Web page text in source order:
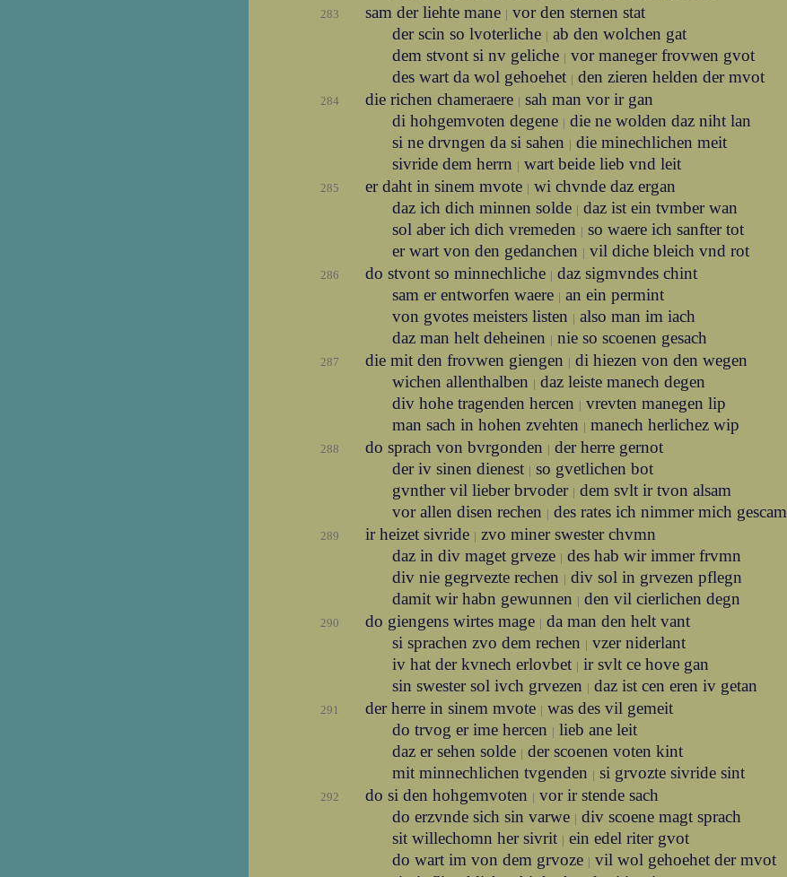
283 sam der liehte mane | vor den sternen stat
der scin so lvoterliche | ab den wolchen gat
dem stvont si nv geliche | vor maneger frovwen gvot
des wart da wol gehoehet | den zieren helden der mvot
284 die richen chameraere | sah man vor ir gan
di hohgemvoten degene | die ne wolden daz niht lan
si ne drvngen da si sahen | die minechlichen meit
sivride dem herrn | wart beide lieb vnd leit
285 er daht in sinem mvote | wi chvnde daz ergan
daz ich dich minnen solde | daz ist ein tvmber wan
sol aber ich dich vremeden | so waere ich sanfter tot
er wart von den gedanchen | vil diche bleich vnd rot
286 do stvont so minnechliche | daz sigmvndes chint
sam er entworfen waere | an ein permint
von gvotes meisters listen | also man im iach
daz man helt deheinen | nie so scoenen gesach
287 die mit den frovwen giengen | di hiezen von den wegen
wichen allenthalben | daz leiste manech degen
div hohe tragenden hercen | vrevten manegen lip
man sach in hohen zvehten | manech herlichez wip
288 do sprach von bvrgonden | der herre gernot
der iv sinen dienest | so gvetlichen bot
gvnther vil lieber brvoder | dem svlt ir tvon alsam
vor allen disen rechen | des rates ich nimmer mich gescam
289 ir heizet sivride | zvo miner swester chvmn
daz in div maget grveze | des hab wir immer frvmn
div nie gegrvezte rechen | div sol in grvezen pflegn
damit wir habn gewunnen | den vil cierlichen degn
290 do giengens wirtes mage | da man den helt vant
si sprachen zvo dem rechen | vzer niderlant
iv hat der kvnech erlovbet | ir svlt ce hove gan
sin swester sol ivch grvezen | daz ist cen eren iv getan
291 der herre in sinem mvote | was des vil gemeit
do trvog er ime hercen | lieb ane leit
daz er sehen solde | der scoenen voten kint
mit minnechlichen tvgenden | si grvozte sivride sint
292 do si den hohgemvoten | vor ir stende sach
do erzvnde sich sin varwe | div scoene magt sprach
sit willechomn her sivrit | ein edel riter gvot
do wart im von dem grvoze | vil wol gehoehet der mvot